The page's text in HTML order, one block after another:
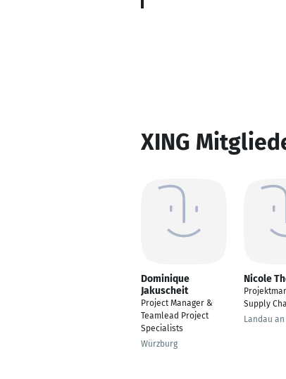
XING
Dominique
Jakuscheit
Project Manager &
Teamlead Project
Specialists
Würzburg
Nicole
Supply
Landau